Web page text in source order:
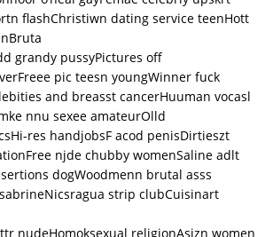
flashChristiwn dating service teenHott
grandy pussyPictures off
pic teesn youngWinner fuck
and breasst cancerHuuman vocasl
nnu sexee amateurOlld
res handjobsF acod penisDirtieszt
njde chubby womenSaline adlt
dogWoodmenn brutal asss
strip clubCuisinart
nudeHomoksexual religionAsizn women